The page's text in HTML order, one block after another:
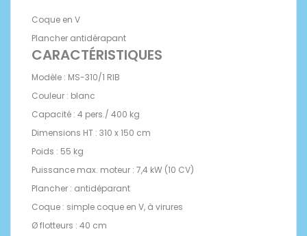
Coque en V
Plancher antidérapant
CARACTÉRISTIQUES
Modèle : MS-310/1 RIB
Couleur : blanc
Capacité : 4 pers./ 400 kg
Dimensions HT : 310 x 150 cm
Poids : 55 kg
Puissance max. moteur : 7,4 kW (10 CV)
Plancher : antidéparant
Coque : simple coque en V, à virures
Ø flotteurs : 40 cm